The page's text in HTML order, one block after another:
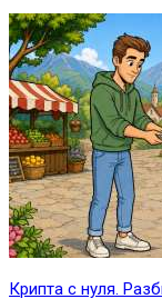
Крипта с нуля.